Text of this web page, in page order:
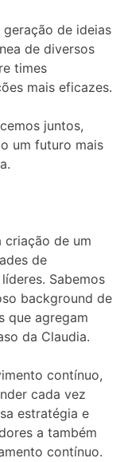
de ideias
de diversos
times
mais eficazes.
juntos,
um futuro mais
criação de um
de
Sabemos
background de
que agregam
da Claudia.
contínuo,
cada vez
estratégia e
a também
contínuo.